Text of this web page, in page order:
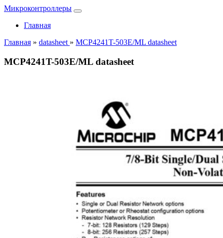
Микроконтроллеры
Главная
Главная » datasheet » MCP4241T-503E/ML datasheet
MCP4241T-503E/ML datasheet